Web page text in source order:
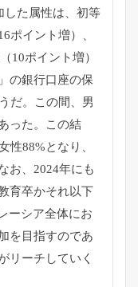
した属性は、初等
ポイント増）、
10ポイント増）
の銀行口座の保
だ。この間、男
った。この結
性88%となり、
お、2024年にも
育卒かそれ以下
ーシア全体にお
を目指すのであ
リーチしていく